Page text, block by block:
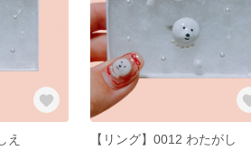
え 【リング】0012 わたがし